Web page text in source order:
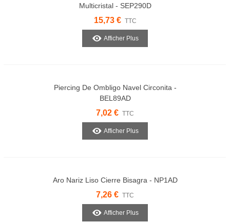
Multicristal - SEP290D
15,73 € TTC
Afficher Plus
Piercing De Ombligo Navel Circonita -
BEL89AD
7,02 € TTC
Afficher Plus
Aro Nariz Liso Cierre Bisagra - NP1AD
7,26 € TTC
Afficher Plus